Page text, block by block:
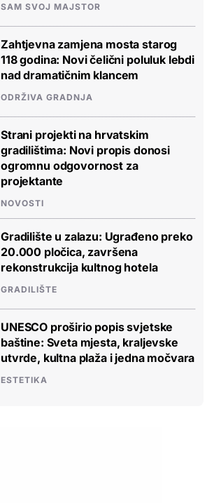
SAM SVOJ MAJSTOR
Zahtjevna zamjena mosta starog
118 godina: Novi čelični poluluk lebdi
nad dramatičnim klancem
ODRŽIVA GRADNJA
Strani projekti na hrvatskim
gradilištima: Novi propis donosi
ogromnu odgovornost za
projektante
NOVOSTI
Gradilište u zalazu: Ugrađeno preko
20.000 pločica, završena
rekonstrukcija kultnog hotela
GRADILIŠTE
UNESCO proširio popis svjetske
baštine: Sveta mjesta, kraljevske
utvrde, kultna plaža i jedna močvara
ESTETIKA